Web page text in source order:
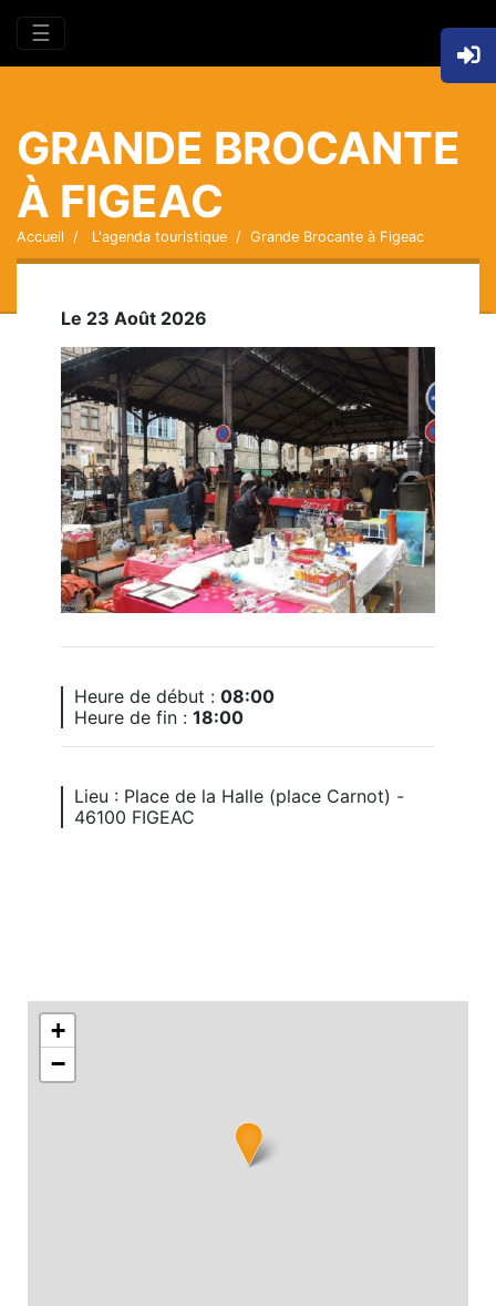
☰
GRANDE BROCANTE
À FIGEAC
Accueil L'agenda touristique Grande Brocante à Figeac
Le 23 Août 2026
Heure de début : 08:00
Heure de fin : 18:00
Lieu : Place de la Halle (place Carnot) -
46100 FIGEAC
+
−